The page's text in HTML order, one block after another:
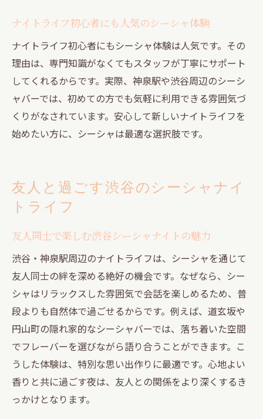
ナイトライフ初心者にも人気のシーシャ体験
ナイトライフ初心者にもシーシャ体験は人気です。その
理由は、専門知識がなくてもスタッフが丁寧にサポート
してくれるからです。実際、神泉駅や渋谷周辺のシーシ
ャバーでは、初めての方でも気軽に利用できる雰囲気づ
くりがなされています。安心して新しいナイトライフを
始めたい方に、シーシャは最適な選択肢です。
友人と過ごす渋谷のシーシャナイ
トライフ
友人同士で楽しむ渋谷シーシャナイトの魅力
渋谷・神泉駅周辺のナイトライフは、シーシャを通じて
友人同士の絆を深める絶好の機会です。なぜなら、シー
シャはリラックスした雰囲気で会話を楽しめるため、普
段よりも自然体で過ごせるからです。例えば、道玄坂や
円山町の隠れ家的なシーシャバーでは、落ち着いた空間
でフレーバーを選びながら語り合うことができます。こ
うした体験は、特別な思い出作りに最適です。心地よい
香りと共に過ごす夜は、友人との関係をより深くするき
っかけとなります。